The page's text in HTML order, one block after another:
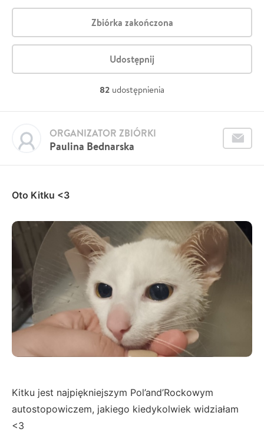
Zbiórka zakończona
Udostępnij
82 udostępnienia
Paulina Bednarska
ORGANIZATOR ZBIÓRKI
Oto Kitku <3
Kitku jest najpiękniejszym Pol’and’Rockowym
autostopowiczem, jakiego kiedykolwiek widziałam
<3